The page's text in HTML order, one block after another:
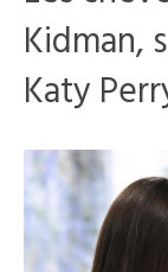
Kidman,
Katy